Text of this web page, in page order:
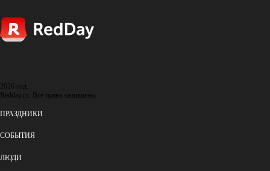
2026 год.
Redday.ru. Все права защищены
ПРАЗДНИКИ
СОБЫТИЯ
ЛЮДИ